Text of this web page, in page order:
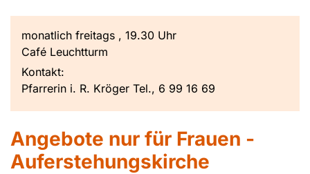
monatlich freitags , 19.30 Uhr
Café Leuchtturm
Kontakt:
Pfarrerin i. R. Kröger Tel., 6 99 16 69
Angebote nur für Frauen -
Auferstehungskirche